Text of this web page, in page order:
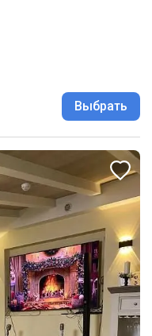
Выбрать